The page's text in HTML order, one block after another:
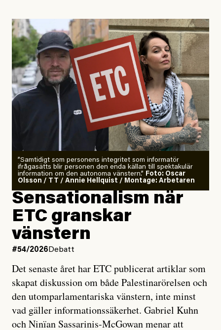
”Samtidigt som personens integritet som informatör
ifrågasätts blir personen den enda källan till spektakulär
information om den autonoma vänstern.” Foto: Oscar
Olsson / TT / Annie Hellquist / Montage: Arbetaren
Sensationalism när
ETC granskar
vänstern
#54/2026 Debatt
Det senaste året har ETC publicerat artiklar som
skapat diskussion om både Palestinarörelsen och
den utomparlamentariska vänstern, inte minst
vad gäller informationssäkerhet. Gabriel Kuhn
och Ninïan Sassarinis-McGowan menar att